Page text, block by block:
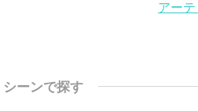
アー
シーンで探す